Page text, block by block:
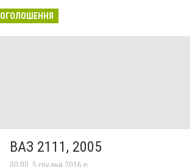
ОГОЛОШЕННЯ
ВАЗ 2111, 2005